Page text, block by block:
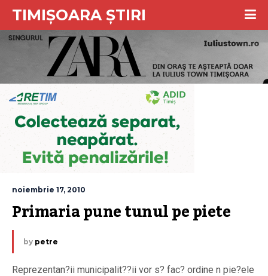
TIMIȘOARA ȘTIRI
noiembrie 17, 2010
Primaria pune tunul pe piete
by petre
Reprezentan?ii municipalit??ii vor s? fac? ordine n pie?ele